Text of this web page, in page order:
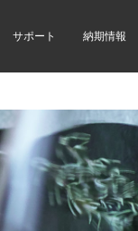
サポート 納期情報